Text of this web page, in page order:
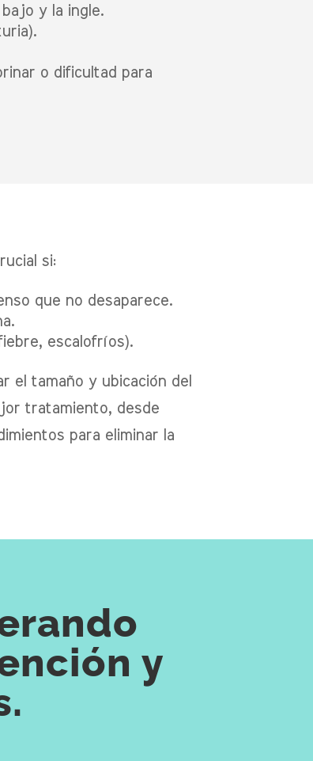
y la ingle.
o dificultad para
si:
que no desaparece.
escalofríos).
el tamaño y ubicación del
tratamiento, desde
para eliminar la
y